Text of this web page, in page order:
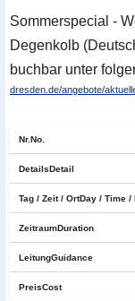
Sommerspecial -
Degenkolb
buchbar unter
dresden.de/angebote/
Nr.No.
DetailsDetail
Tag / Zeit / OrtDay / Time /
ZeitraumDuration
LeitungGuidance
PreisCost